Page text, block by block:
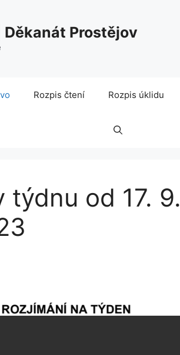
Prostějov
Rozpis čtení Rozpis úklidu
od 17. 9.